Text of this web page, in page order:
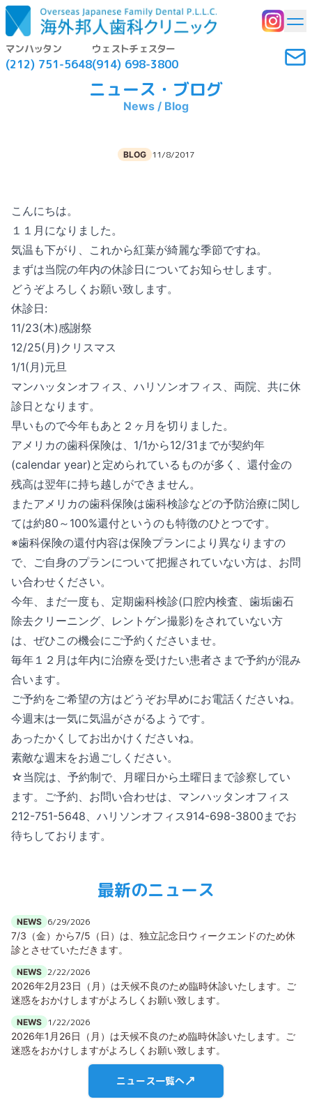
マンハッタン
(212) 751-5648
ウェストチェスター
(914) 698-3800
ニュース・ブログ
News / Blog
BLOG 11/8/2017
こんにちは。
１１月になりました。
気温も下がり、これから紅葉が綺麗な季節ですね。
まずは当院の年内の休診日についてお知らせします。
どうぞよろしくお願い致します。
休診日:
11/23(木)感謝祭
12/25(月)クリスマス
1/1(月)元旦
マンハッタンオフィス、ハリソンオフィス、両院、共に休
診日となります。
早いもので今年もあと２ヶ月を切りました。
アメリカの歯科保険は、1/1から12/31までが契約年
(calendar year)と定められているものが多く、還付金の
残高は翌年に持ち越しができません。
またアメリカの歯科保険は歯科検診などの予防治療に関し
ては約80～100%還付というのも特徴のひとつです。
※歯科保険の還付内容は保険プランにより異なりますの
で、ご自身のプランについて把握されていない方は、お問
い合わせください。
今年、まだ一度も、定期歯科検診(口腔内検査、歯垢歯石
除去クリーニング、レントゲン撮影)をされていない方
は、ぜひこの機会にご予約くださいませ。
毎年１２月は年内に治療を受けたい患者さまで予約が混み
合います。
ご予約をご希望の方はどうぞお早めにお電話くださいね。
今週末は一気に気温がさがるようです。
あったかくしてお出かけくださいね。
素敵な週末をお過ごしください。
☆当院は、予約制で、月曜日から土曜日まで診察してい
ます。ご予約、お問い合わせは、マンハッタンオフィス
212-751-5648、ハリソンオフィス914-698-3800までお
待ちしております。
最新のニュース
NEWS 6/29/2026
7/3（金）から7/5（日）は、独立記念日ウィークエンドのため休
診とさせていただきます。
NEWS 2/22/2026
2026年2月23日（月）は天候不良のため臨時休診いたします。ご
迷惑をおかけしますがよろしくお願い致します。
NEWS 1/22/2026
2026年1月26日（月）は天候不良のため臨時休診いたします。ご
迷惑をおかけしますがよろしくお願い致します。
ニュース一覧へ